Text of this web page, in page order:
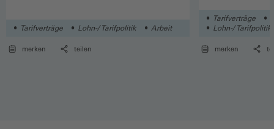
Tarifverträge Lohn-/ Tarifpolitik Arbeit
merken teilen
Tarifverträge
Lohn-/ Tarifpolitik
merken